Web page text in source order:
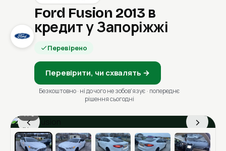
Ford Fusion 2013 в
кредит у Запоріжжі
Перевірено
Перевірити, чи схвалять →
Безкоштовно · ні до чого не зобовʼязує · попереднє
рішення сьогодні
‹ ›
1 / 6
Ціна в місяць